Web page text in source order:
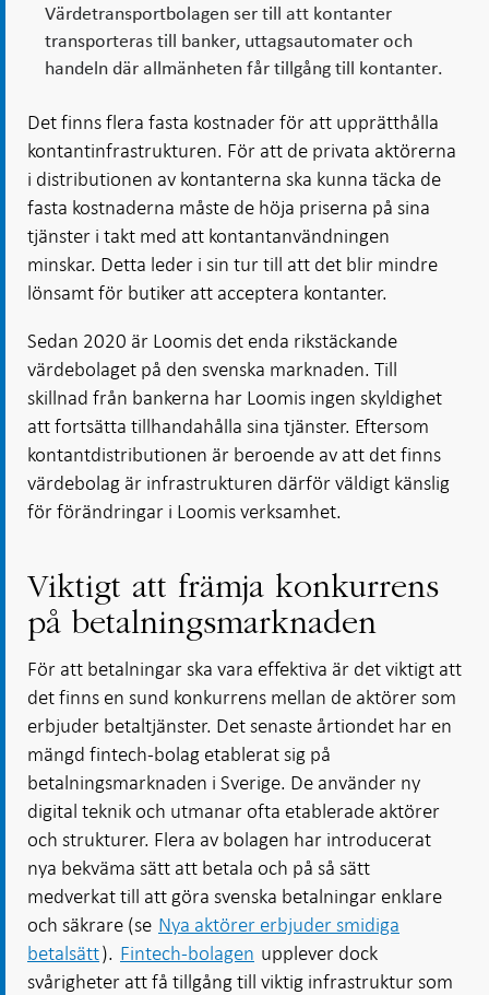
Värdetransportbolagen ser till att kontanter
transporteras till banker, uttagsautomater och
handeln där allmänheten får tillgång till kontanter.
Det finns flera fasta kostnader för att upprätthålla
kontantinfrastrukturen. För att de privata aktörerna
i distributionen av kontanterna ska kunna täcka de
fasta kostnaderna måste de höja priserna på sina
tjänster i takt med att kontantanvändningen
minskar. Detta leder i sin tur till att det blir mindre
lönsamt för butiker att acceptera kontanter.
Sedan 2020 är Loomis det enda rikstäckande
värdebolaget på den svenska marknaden. Till
skillnad från bankerna har Loomis ingen skyldighet
att fortsätta tillhandahålla sina tjänster. Eftersom
kontantdistributionen är beroende av att det finns
värdebolag är infrastrukturen därför väldigt känslig
för förändringar i Loomis verksamhet.
Viktigt att främja konkurrens
på betalningsmarknaden
För att betalningar ska vara effektiva är det viktigt att
det finns en sund konkurrens mellan de aktörer som
erbjuder betaltjänster. Det senaste årtiondet har en
mängd fintech-bolag etablerat sig på
betalningsmarknaden i Sverige. De använder ny
digital teknik och utmanar ofta etablerade aktörer
och strukturer. Flera av bolagen har introducerat
nya bekväma sätt att betala och på så sätt
medverkat till att göra svenska betalningar enklare
och säkrare (se Nya aktörer erbjuder smidiga
betalsätt). Fintech-bolagen upplever dock
svårigheter att få tillgång till viktig infrastruktur som